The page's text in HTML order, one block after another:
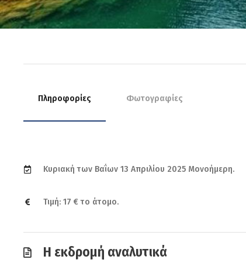
Πληροφορίες Φωτογραφίες
Κυριακή των Βαΐων 13 Απριλίου 2025 Μονοήμερη.
Τιμή: 17 € το άτομο.
Η εκδρομή αναλυτικά